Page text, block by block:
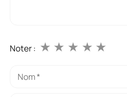
Noter : ★
★
★
★
★
Nom